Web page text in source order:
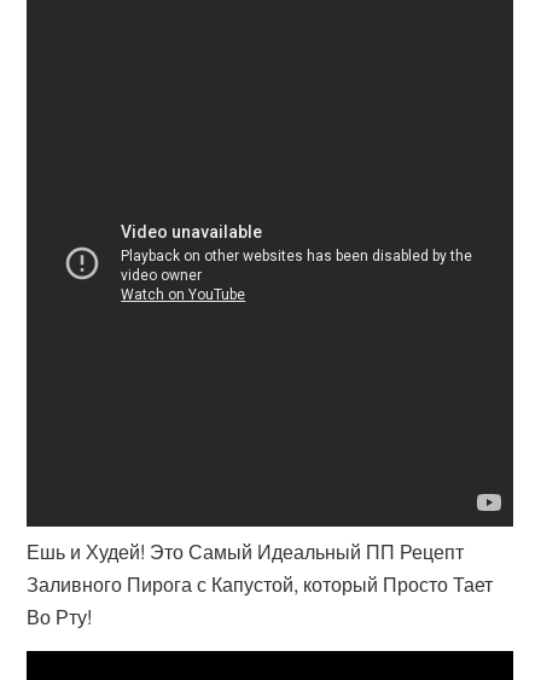
Ешь и Худей! Это Самый Идеальный ПП Рецепт
Заливного Пирога с Капустой, который Просто Тает
Во Рту!